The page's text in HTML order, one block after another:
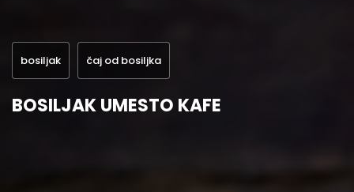
bosiljak čaj od bosiljka
BOSILJAK UMESTO KAFE